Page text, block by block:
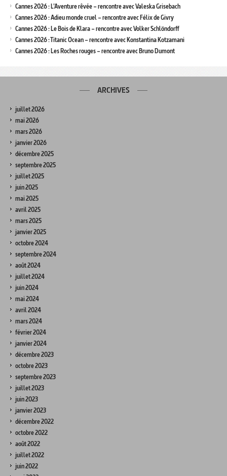
Cannes 2026 : L’Aventure rêvée – rencontre avec Valeska Grisebach
Cannes 2026 : Adieu monde cruel – rencontre avec Félix de Givry
Cannes 2026 : Le Bois de Klara – rencontre avec Volker Schlöndorff
Cannes 2026 : Titanic Ocean – rencontre avec Konstantina Kotzamani
Cannes 2026 : Les Roches rouges – rencontre avec Bruno Dumont
ARCHIVES
juillet 2026
mai 2026
mars 2026
janvier 2026
décembre 2025
septembre 2025
juillet 2025
juin 2025
mai 2025
avril 2025
mars 2025
janvier 2025
octobre 2024
septembre 2024
août 2024
juillet 2024
juin 2024
mai 2024
avril 2024
mars 2024
février 2024
janvier 2024
décembre 2023
octobre 2023
septembre 2023
juillet 2023
juin 2023
janvier 2023
décembre 2022
octobre 2022
août 2022
juillet 2022
juin 2022